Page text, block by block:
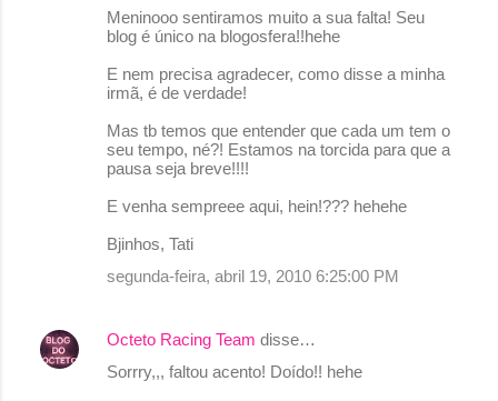
Meninooo sentiramos muito a sua falta! Seu
blog é único na blogosfera!!hehe
E nem precisa agradecer, como disse a minha
irmã, é de verdade!
Mas tb temos que entender que cada um tem o
seu tempo, né?! Estamos na torcida para que a
pausa seja breve!!!!
E venha sempreee aqui, hein!??? hehehe
Bjinhos, Tati
segunda-feira, abril 19, 2010 6:25:00 PM
Octeto Racing Team disse…
Sorrry,,, faltou acento! Doído!! hehe